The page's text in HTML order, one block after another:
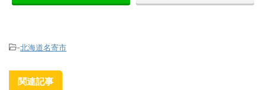
-北海道名寄市
関連記事